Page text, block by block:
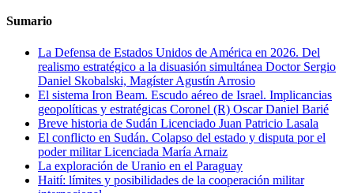
Sumario
La Defensa de Estados Unidos de América en 2026. Del
realismo estratégico a la disuasión simultánea Doctor Sergio
Daniel Skobalski, Magíster Agustín Arrosio
El sistema Iron Beam. Escudo aéreo de Israel. Implicancias
geopolíticas y estratégicas Coronel (R) Oscar Daniel Barié
Breve historia de Sudán Licenciado Juan Patricio Lasala
El conflicto en Sudán. Colapso del estado y disputa por el
poder militarLicenciada María Arnaiz
La exploración de Uranio en el Paraguay
Haití: límites y posibilidades de la cooperación militar